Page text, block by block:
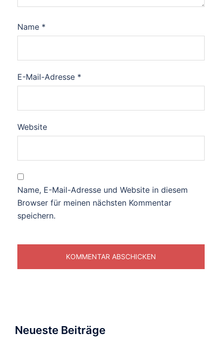
Name *
E-Mail-Adresse *
Website
Name, E-Mail-Adresse und Website in diesem
Browser für meinen nächsten Kommentar
speichern.
Neueste Beiträge